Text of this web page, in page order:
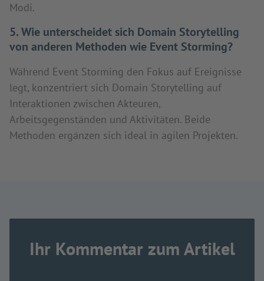
Modi.
5. Wie unterscheidet sich Domain Storytelling
von anderen Methoden wie Event Storming?
Während Event Storming den Fokus auf Ereignisse
legt, konzentriert sich Domain Storytelling auf
Interaktionen zwischen Akteuren,
Arbeitsgegenständen und Aktivitäten. Beide
Methoden ergänzen sich ideal in agilen Projekten.
Ihr Kommentar zum Artikel